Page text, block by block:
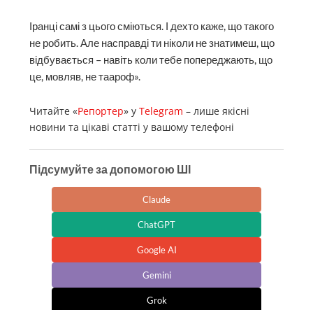
Іранці самі з цього сміються. І дехто каже, що такого
не робить. Але насправді ти ніколи не знатимеш, що
відбувається – навіть коли тебе попереджають, що
це, мовляв, не таароф».
Читайте «Репортер» уTelegram – лише якісні
новини та цікаві статті у вашому телефоні
Підсумуйте за допомогою ШІ
Claude
ChatGPT
Google AI
Gemini
Grok